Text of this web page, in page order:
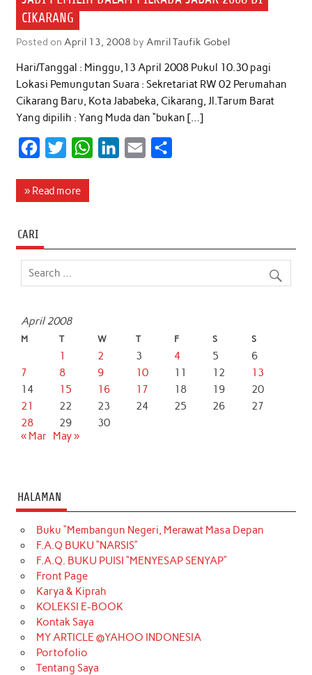
CIKARANG
Posted on April 13, 2008 by Amril Taufik Gobel
Hari/Tanggal : Minggu,13 April 2008 Pukul 10.30 pagi
Lokasi Pemungutan Suara : Sekretariat RW 02 Perumahan
Cikarang Baru, Kota Jababeka, Cikarang, Jl.Tarum Barat
Yang dipilih : Yang Muda dan “bukan […]
c
o
o
i
e
W
A
d
» Read more
CARI
April 2008
M T W T F S S
1 2 3 4 5
6
7
8 9 10 11 12
13
14
15 16 17 18 19
20
21
22 23 24 25 26
27
28
29
30
« Mar May »
HALAMAN
Buku “Membangun Negeri, Merawat Masa Depan
F.A.Q BUKU “NARSIS”
F.A.Q. BUKU PUISI “MENYESAP SENYAP”
Front Page
Karya & Kiprah
KOLEKSI E-BOOK
Kontak Saya
MY ARTICLE @YAHOO INDONESIA
Portofolio
Tentang Saya